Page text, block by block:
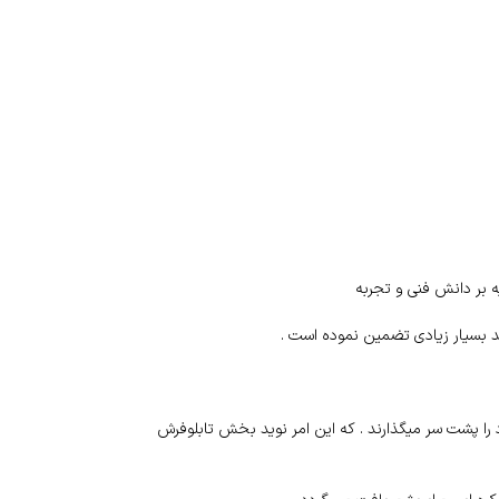
بر دانش فنی و تجربه
بسیار زیادی تضمین نموده است .
را پشت سر میگذارند . که این امر نوید بخش تابلوفرش